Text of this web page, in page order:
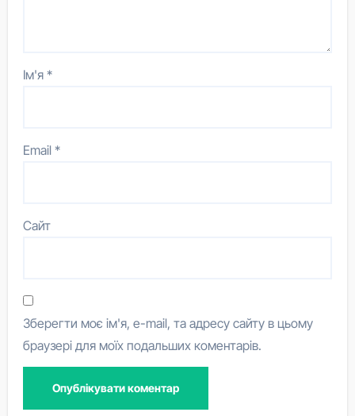
Ім'я*
Email*
Сайт
Зберегти моє ім'я, e-mail, та адресу сайту в цьому
браузері для моїх подальших коментарів.